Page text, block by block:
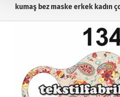
kumaş bez maske erkek kadın